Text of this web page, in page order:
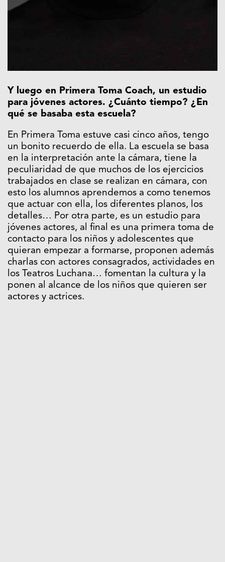
Y luego en Primera Toma Coach, un estudio
para jóvenes actores. ¿Cuánto tiempo? ¿En
qué se basaba esta escuela?
En Primera Toma estuve casi cinco años, tengo
un bonito recuerdo de ella. La escuela se basa
en la interpretación ante la cámara, tiene la
peculiaridad de que muchos de los ejercicios
trabajados en clase se realizan en cámara, con
esto los alumnos aprendemos a como tenemos
que actuar con ella, los diferentes planos, los
detalles… Por otra parte, es un estudio para
jóvenes actores, al final es una primera toma de
contacto para los niños y adolescentes que
quieran empezar a formarse, proponen además
charlas con actores consagrados, actividades en
los Teatros Luchana… fomentan la cultura y la
ponen al alcance de los niños que quieren ser
actores y actrices.